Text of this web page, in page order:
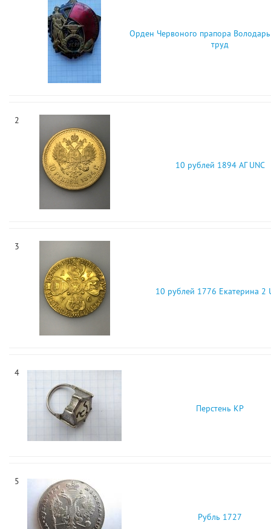
Орден Червоного прапора Володарь
труд
2
10 рублей 1894 АГ UNC
3
10 рублей 1776 Екатерина 2
4
Перстень КР
5
Рубль 1727